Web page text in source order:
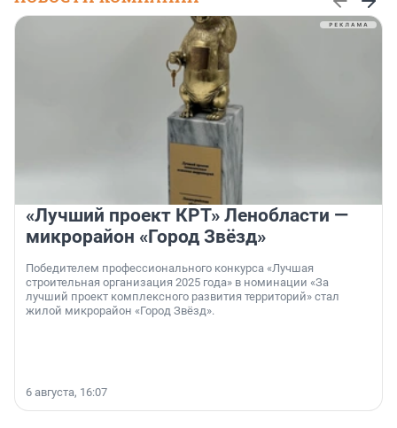
«Лучший проект КРТ» Ленобласти —
микрорайон «Город Звёзд»
Победителем профессионального конкурса «Лучшая
строительная организация 2025 года» в номинации «За
лучший проект комплексного развития территорий» стал
жилой микрорайон «Город Звёзд».
6 августа, 16:07